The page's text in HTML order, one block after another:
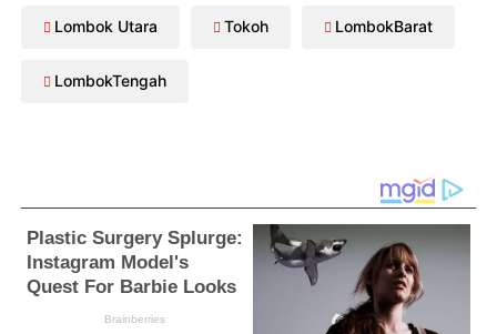
Lombok Utara Tokoh LombokBarat
LombokTengah